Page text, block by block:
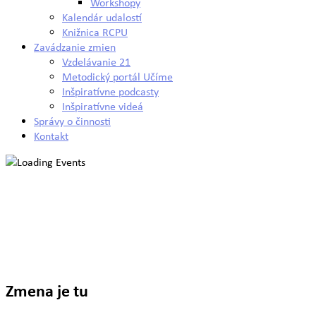
Kalendár udalostí
Knižnica RCPU
Zavádzanie zmien
Vzdelávanie 21
Metodický portál Učíme
Inšpiratívne podcasty
Inšpiratívne videá
Správy o činnosti
Kontakt
Zmena je tu